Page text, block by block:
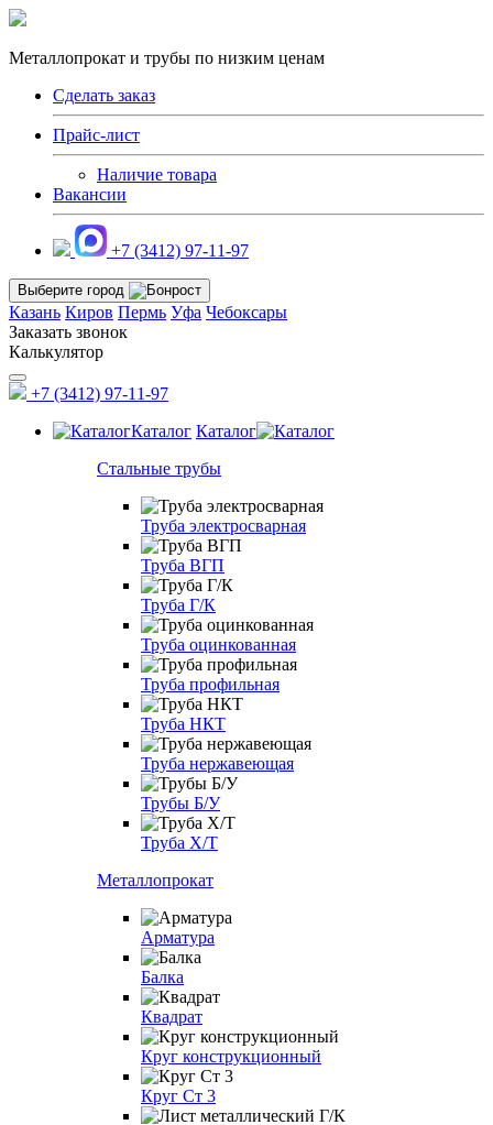
Металлопрокат и трубы по низким ценам
Сделать заказ
Прайс-лист
Наличие товара
Вакансии
+7 (3412) 97-11-97
Выберите город
Казань Киров Пермь Уфа Чебоксары
Заказать звонок
Калькулятор
+7 (3412) 97-11-97
Каталог Каталог
Стальные трубы
Труба электросварная
Труба ВГП
Труба Г/К
Труба оцинкованная
Труба профильная
Труба НКТ
Труба нержавеющая
Трубы Б/У
Труба Х/Т
Металлопрокат
Арматура
Балка
Квадрат
Круг конструкционный
Круг Ст 3